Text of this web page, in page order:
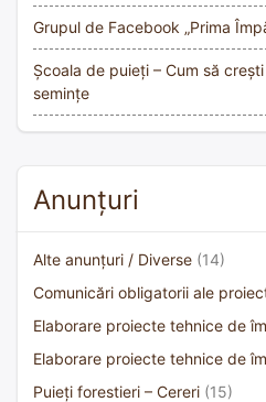
Grupul de Facebook „Prima
Școala de puieți – Cum să
semințe
Anunțuri
Alte anunțuri / Diverse (14)
Comunicări obligatorii ale
Elaborare proiecte tehnice de
Elaborare proiecte tehnice de
Puieți forestieri – Cereri (15)